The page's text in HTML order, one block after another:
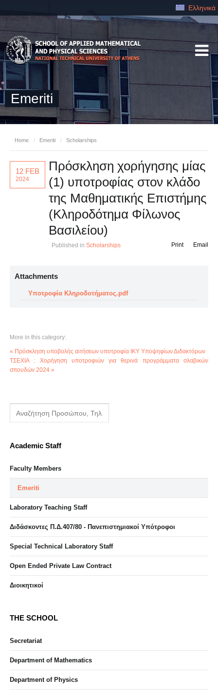
Ελληνικά
Emeriti
Home / Emeriti / Scholarships
12 FEB
2024
Πρόσκληση χορήγησης μίας
(1) υποτροφίας στον κλάδο
της Μαθηματικής Επιστήμης
(Κληροδότημα Φίλωνος
Βασιλείου)
Published in Scholarships Email
Print
Attachments
Υποτροφία Κληροδοτήματος.pdf
More in this category:
« Πρόσκληση υποβολής αιτήσεων υποτροφία ΙΚΥ Υποψηφίων Διδακτόρων
ΤΣΕΧΙΑ : Χορήγηση υποτροφιών για θερινά προγράμματα σλαβικών
σπουδών 2024 »
Academic Staff
Faculty Members
Emeriti
Laboratory Teaching Staff
Διδάσκοντες Π.Δ.407/80 - Πανεπιστημιακοί Υπότροφοι
Special Technical Laboratory Staff
Open Ended Private Law Contract
Διοικητικοί
THE SCHOOL
Secretariat
Department of Mathematics
Department of Physics